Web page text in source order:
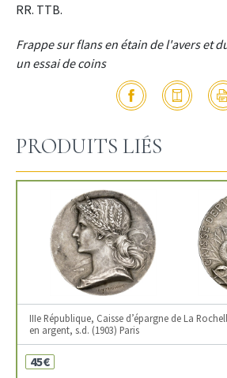
RR. TTB.
Frappe sur flans en étain de l'avers et
un essai de coins
PRODUITS LIÉS
IIIe République, Caisse d’épargne de La
en argent, s.d. (1903) Paris
45€